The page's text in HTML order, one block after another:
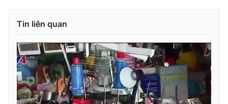
VTV Sức khoẻ Bất động sản
Thị trường 24h Tấm lòng Việt
Tin liên quan